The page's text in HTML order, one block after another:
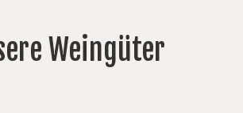
Weingüter